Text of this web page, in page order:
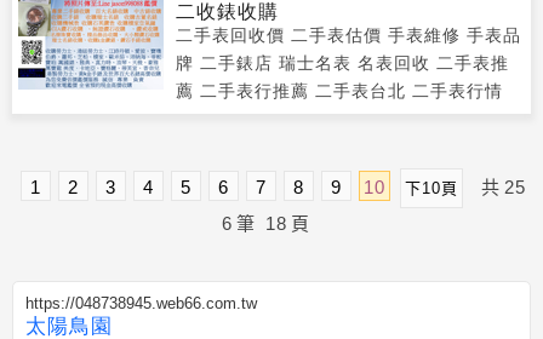
二收錶收購
二手表回收價 二手表估價 手表維修 手表品
牌 二手錶店 瑞士名表 名表回收 二手表推
薦 二手表行推薦 二手表台北 二手表行情
1 2 3 4 5 6 7 8 9 10 下10頁 共 25
6 筆 18 頁
https://048738945.web66.com.tw
太陽鳥園